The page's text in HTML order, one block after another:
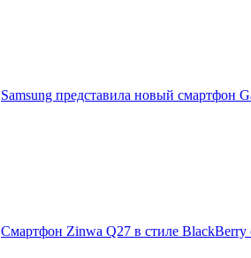
Samsung представила новый смартфон
Смартфон Zinwa Q27 в стиле BlackBerry